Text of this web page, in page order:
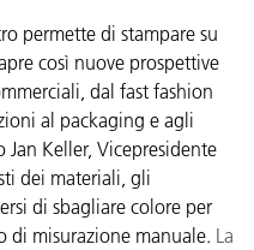
permette di stampare su
così nuove prospettive
dal fast fashion
al packaging e agli
Keller, Vicepresidente
dei materiali, gli
di sbagliare colore per
di misurazione manuale. La